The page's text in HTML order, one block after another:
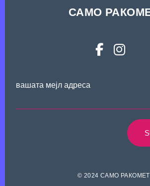
САМО
вашата мејл адреса
© 2024 САМО РАКОМЕТ